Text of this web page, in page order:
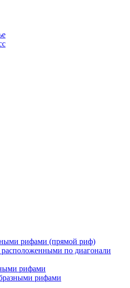
рифами (прямой риф)
по диагонали
рифами
рифами